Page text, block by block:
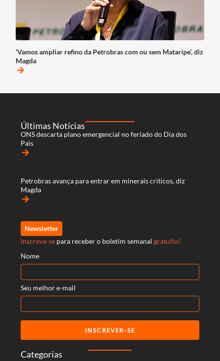
‘Vamos ampliar refino da Petrobras com ou sem Mataripe’, diz
Magda
arrow_forward
Categorias
Últimas Notícias
ONS descarta plano emergencial no feriado do Dia dos
Pais
arrow_forward
Petrobras avança para entrar em minerais críticos, diz
Magda
arrow_forward
Newsletter
Inscreva-se para receber o boletim semanal gratuito!
Nome
Seu melhor e-mail
INSCREVER-SE